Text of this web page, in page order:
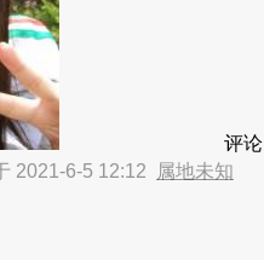
评论
2021-6-5 12:12 属地未知